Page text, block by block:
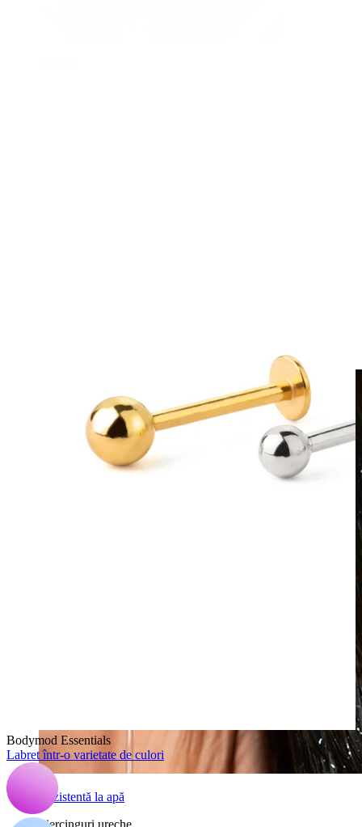
Rezistentă la apă
Piercinguri ureche
Bodymod Essentials
Labret într-o varietate de culori